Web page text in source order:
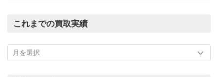
これまでの買取実績
ま